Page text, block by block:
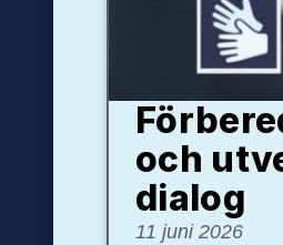
och
dialog
11 juni 2026